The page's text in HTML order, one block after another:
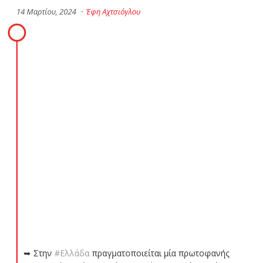
14 Μαρτίου, 2024 · Έφη Αχτσιόγλου
➥ Στην #Ελλάδαπραγματοποιείται μία πρωτοφανής